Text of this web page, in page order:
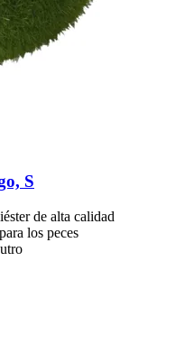
S
de alta calidad
los peces